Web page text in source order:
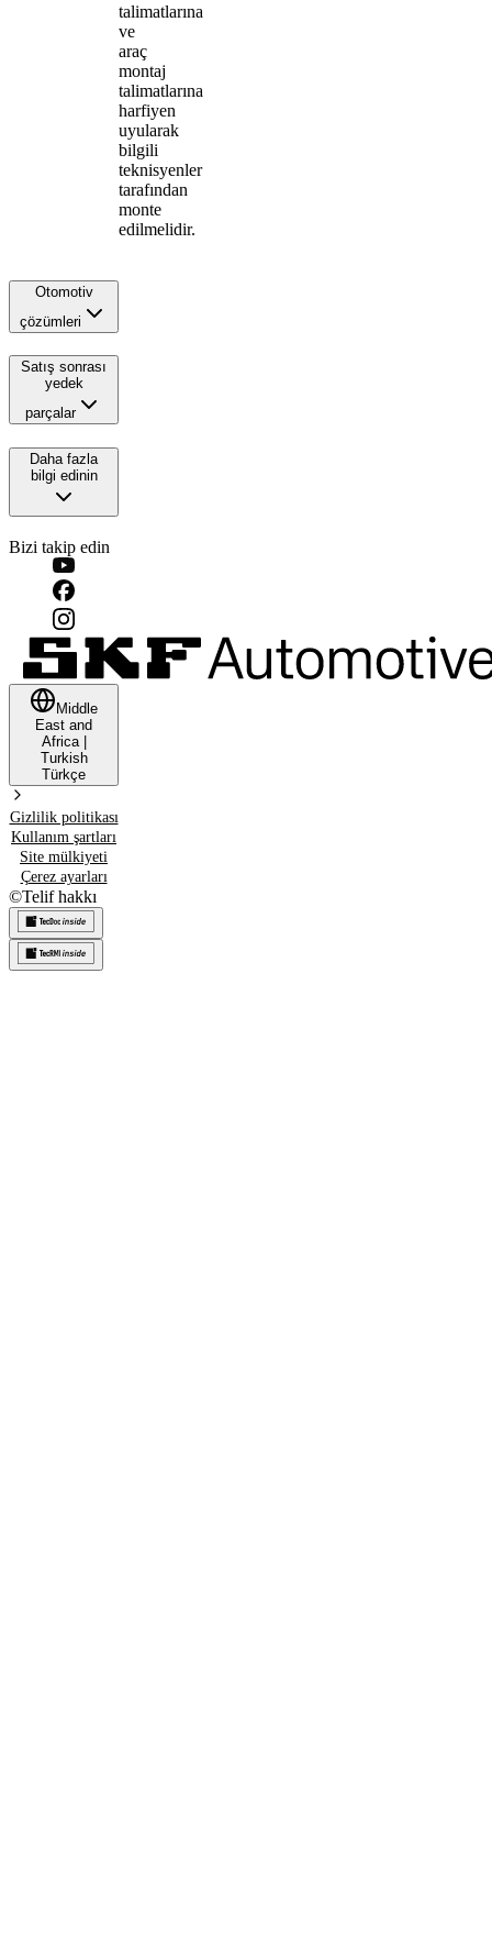
talimatlarına
ve
araç
montaj
talimatlarına
harfiyen
uyularak
bilgili
teknisyenler
tarafından
monte
edilmelidir.
Otomotiv
çözümleri
Satış sonrası
yedek
parçalar
Daha fazla
bilgi edinin
Bizi takip edin
Middle
East and
Africa|
Turkish
Türkçe
Gizlilik politikası
Kullanım şartları
Site mülkiyeti
Çerez ayarları
©Telif hakkı